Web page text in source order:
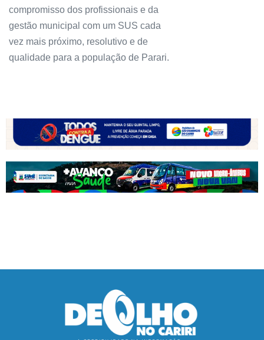
compromisso dos profissionais e da
gestão municipal com um SUS cada
vez mais próximo, resolutivo e de
qualidade para a população de Parari.